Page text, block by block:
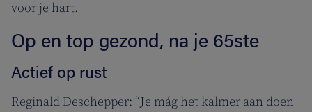
voor je hart.
Op en top gezond, na je 65ste
Actief op rust
Reginald Deschepper: “Je mág het kalmer aan doen